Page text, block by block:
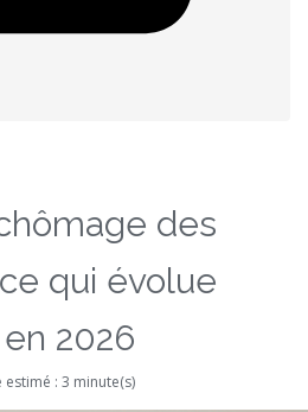
des
qui évolue
2026
: 3 minute(s)